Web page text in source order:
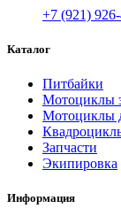
+7 (921)
Каталог
Питбайки
Мотоциклы
Мотоциклы
Запчасти
Экипировка
Информация